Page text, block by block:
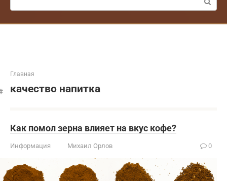
Главная
качество напитка
Как помол зерна влияет на вкус кофе?
Информация Михаил Орлов 0